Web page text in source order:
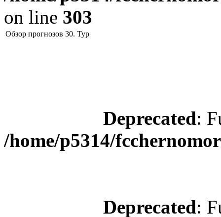
on line 303
Обзор прогнозов 30. Тур
Deprecated:
/home/p5314/
Deprecated: